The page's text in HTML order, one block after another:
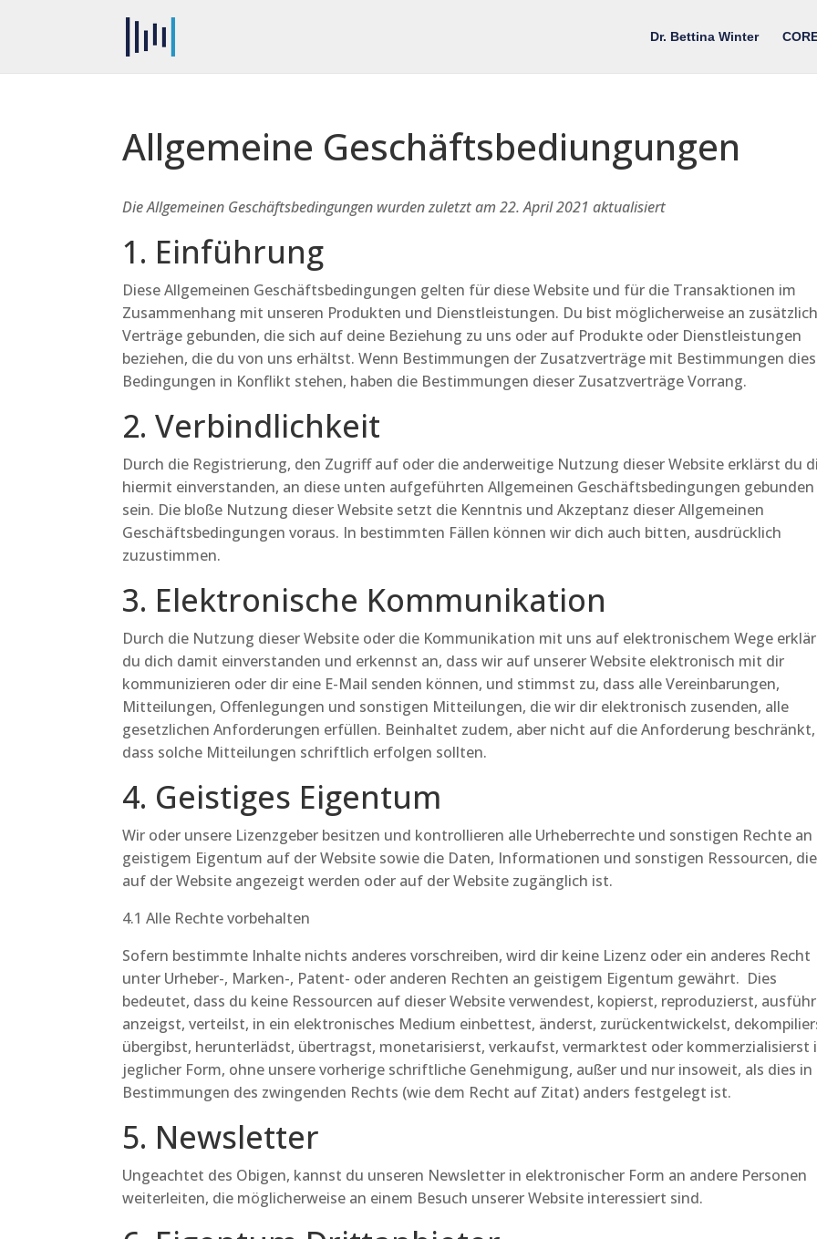
Dr. Bettina Winter
Allgemeine Geschäftsbediungungen
Die Allgemeinen Geschäftsbedingungen wurden zuletzt am 22. April 2021 aktualisiert
1. Einführung
Diese Allgemeinen Geschäftsbedingungen gelten für diese Website und für die Transaktionen im
Zusammenhang mit unseren Produkten und Dienstleistungen. Du bist möglicherweise an
Verträge gebunden, die sich auf deine Beziehung zu uns oder auf Produkte oder Dienstleistungen
beziehen, die du von uns erhältst. Wenn Bestimmungen der Zusatzverträge mit Bestimmungen
Bedingungen in Konflikt stehen, haben die Bestimmungen dieser Zusatzverträge Vorrang.
2. Verbindlichkeit
Durch die Registrierung, den Zugriff auf oder die anderweitige Nutzung dieser Website erklärst du
hiermit einverstanden, an diese unten aufgeführten Allgemeinen Geschäftsbedingungen gebunden
sein. Die bloße Nutzung dieser Website setzt die Kenntnis und Akzeptanz dieser Allgemeinen
Geschäftsbedingungen voraus. In bestimmten Fällen können wir dich auch bitten, ausdrücklich
zuzustimmen.
3. Elektronische Kommunikation
Durch die Nutzung dieser Website oder die Kommunikation mit uns auf elektronischem Wege
du dich damit einverstanden und erkennst an, dass wir auf unserer Website elektronisch mit dir
kommunizieren oder dir eine E-Mail senden können, und stimmst zu, dass alle Vereinbarungen,
Mitteilungen, Offenlegungen und sonstigen Mitteilungen, die wir dir elektronisch zusenden, alle
gesetzlichen Anforderungen erfüllen. Beinhaltet zudem, aber nicht auf die Anforderung beschränkt,
dass solche Mitteilungen schriftlich erfolgen sollten.
4. Geistiges Eigentum
Wir oder unsere Lizenzgeber besitzen und kontrollieren alle Urheberrechte und sonstigen Rechte an
geistigem Eigentum auf der Website sowie die Daten, Informationen und sonstigen Ressourcen, die
auf der Website angezeigt werden oder auf der Website zugänglich ist.
4.1 Alle Rechte vorbehalten
Sofern bestimmte Inhalte nichts anderes vorschreiben, wird dir keine Lizenz oder ein anderes Recht
unter Urheber-, Marken-, Patent- oder anderen Rechten an geistigem Eigentum gewährt. Dies
bedeutet, dass du keine Ressourcen auf dieser Website verwendest, kopierst, reproduzierst,
anzeigst, verteilst, in ein elektronisches Medium einbettest, änderst, zurückentwickelst,
übergibst, herunterlädst, übertragst, monetarisierst, verkaufst, vermarktest oder kommerzialisierst
jeglicher Form, ohne unsere vorherige schriftliche Genehmigung, außer und nur insoweit, als dies in
Bestimmungen des zwingenden Rechts (wie dem Recht auf Zitat) anders festgelegt ist.
5. Newsletter
Ungeachtet des Obigen, kannst du unseren Newsletter in elektronischer Form an andere Personen
weiterleiten, die möglicherweise an einem Besuch unserer Website interessiert sind.